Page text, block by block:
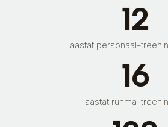
12
aastat personaal-
16
aastat rühma-